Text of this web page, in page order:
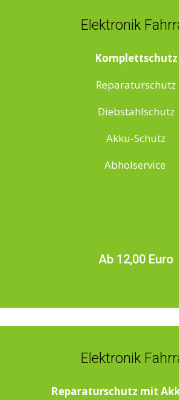
Elektronik
Komplettschutz
Reparaturschutz
Diebstahlschutz
Akku-Schutz
Abholservice
Ab 12,00 Euro
Elektronik
Reparaturschutz mit